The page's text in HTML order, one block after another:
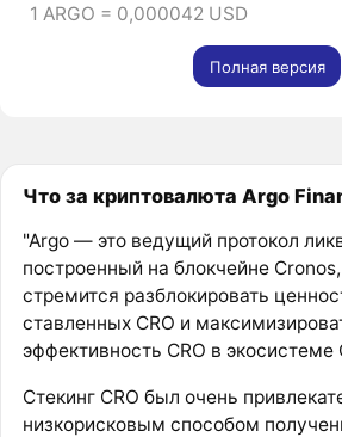
1 ARGO = 0,000042 USD
Полная версия
Что за криптовалюта Argo
"Argo — это ведущий протокол
построенный на блокчейне
стремится разблокировать
ставленных CRO и
эффективность CRO в экосистеме
Стекинг CRO был очень
низкорисковым способом